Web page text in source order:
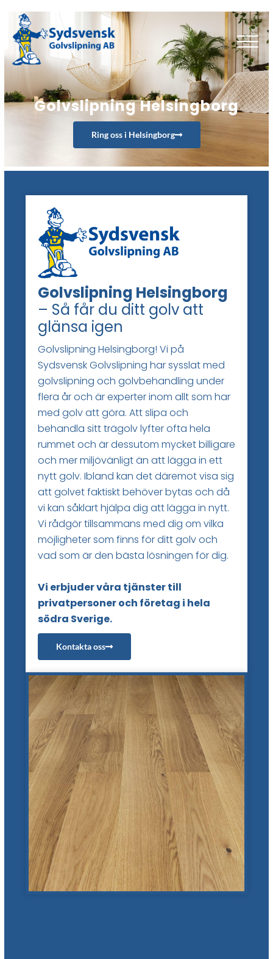
Golvslipning Helsingborg
Ring oss i Helsingborg
Golvslipning Helsingborg
– Så får du ditt golv att
glänsa igen
Golvslipning Helsingborg! Vi på
Sydsvensk Golvslipning har sysslat med
golvslipning och golvbehandling under
flera år och är experter inom allt som har
med golv att göra. Att slipa och
behandla sitt trägolv lyfter ofta hela
rummet och är dessutom mycket billigare
och mer miljövänligt än att lägga in ett
nytt golv. Ibland kan det däremot visa sig
att golvet faktiskt behöver bytas och då
vi kan såklart hjälpa dig att lägga in nytt.
Vi rådgör tillsammans med dig om vilka
möjligheter som finns för ditt golv och
vad som är den bästa lösningen för dig.
Vi erbjuder våra tjänster till
privatpersoner och företag i hela
södra Sverige.
Kontakta oss